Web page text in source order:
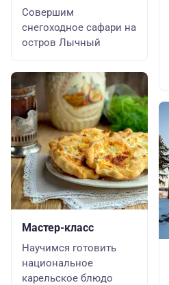
Совершим
снегоходное сафари на
остров Лычный
Мастер-класс
Научимся готовить
национальное
карельское блюдо